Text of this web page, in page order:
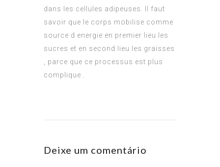
dans les cellules adipeuses. Il faut
savoir que le corps mobilise comme
source d energie en premier lieu les
sucres et en second lieu les graisses
, parce que ce processus est plus
complique..
Deixe um comentário